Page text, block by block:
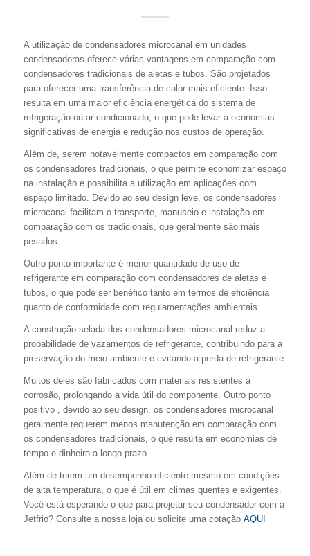
A utilização de condensadores microcanal em unidades
condensadoras oferece várias vantagens em comparação com
condensadores tradicionais de aletas e tubos. São projetados
para oferecer uma transferência de calor mais eficiente. Isso
resulta em uma maior eficiência energética do sistema de
refrigeração ou ar condicionado, o que pode levar a economias
significativas de energia e redução nos custos de operação.
Além de, serem notavelmente compactos em comparação com
os condensadores tradicionais, o que permite economizar espaço
na instalação e possibilita a utilização em aplicações com
espaço limitado. Devido ao seu design leve, os condensadores
microcanal facilitam o transporte, manuseio e instalação em
comparação com os tradicionais, que geralmente são mais
pesados.
Outro ponto importante é menor quantidade de uso de
refrigerante em comparação com condensadores de aletas e
tubos, o que pode ser benéfico tanto em termos de eficiência
quanto de conformidade com regulamentações ambientais.
A construção selada dos condensadores microcanal reduz a
probabilidade de vazamentos de refrigerante, contribuindo para a
preservação do meio ambiente e evitando a perda de refrigerante.
Muitos deles são fabricados com materiais resistentes à
corrosão, prolongando a vida útil do componente. Outro ponto
positivo , devido ao seu design, os condensadores microcanal
geralmente requerem menos manutenção em comparação com
os condensadores tradicionais, o que resulta em economias de
tempo e dinheiro a longo prazo.
Além de terem um desempenho eficiente mesmo em condições
de alta temperatura, o que é útil em climas quentes e exigentes.
Você está esperando o que para projetar seu condensador com a
Jetfrio? Consulte a nossa loja ou solicite uma cotação AQUI